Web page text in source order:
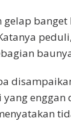
gelap banget
enggan